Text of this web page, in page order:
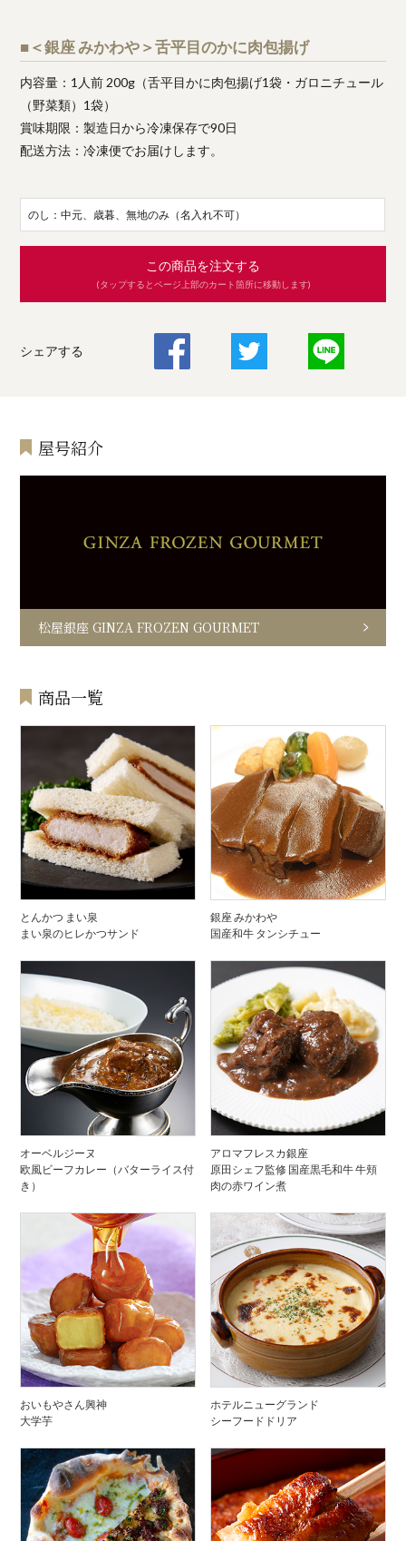
■＜銀座 みかわや＞舌平目のかに肉包揚げ
内容量：1人前 200g（舌平目かに肉包揚げ1袋・ガロニチュール
（野菜類）1袋）
賞味期限：製造日から冷凍保存で90日
配送方法：冷凍便でお届けします。
のし：中元、歳暮、無地のみ（名入れ不可）
この商品を注文する
(タップするとページ上部のカート箇所に移動します)
シェアする
屋号紹介
松屋銀座 GINZA FROZEN GOURMET
商品一覧
とんかつ まい泉
まい泉のヒレかつサンド
銀座 みかわや
国産和牛 タンシチュー
オーベルジーヌ
欧風ビーフカレー（バターライス付
き）
アロマフレスカ銀座
原田シェフ監修 国産黒毛和牛 牛頬
肉の赤ワイン煮
おいもやさん興神
大学芋
ホテルニューグランド
シーフードドリア